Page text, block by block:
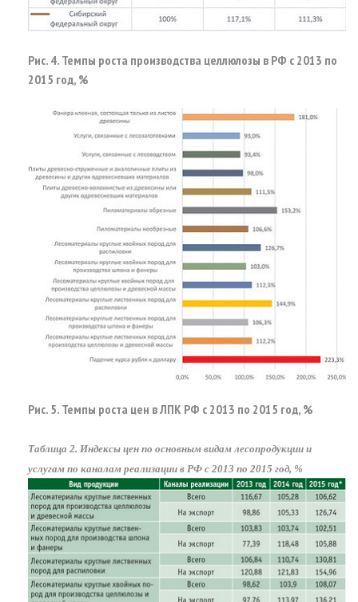
Рис. 4. Темпы роста производства целлюлозы в РФ с 2013 по
2015 год, %
Рис. 5. Темпы роста цен в ЛПК РФ с 2013 по 2015 год, %
Таблица 2. Индексы цен по основным видам лесопродукции и
услугам по каналам реализации в РФ с 2013 по 2015 год, %